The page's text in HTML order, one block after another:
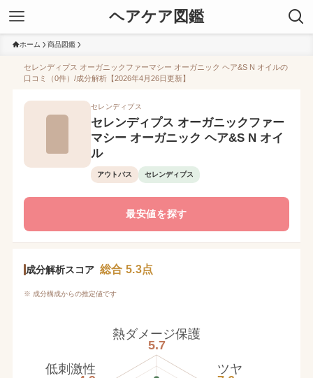
ヘアケア図鑑
ホーム 商品図鑑
セレンディプス オーガニックファーマシー オーガニック ヘア&S N オイルの
口コミ（0件）/成分解析【2026年4月26日更新】
セレンディプス
セレンディプス オーガニックファー
マシー オーガニック ヘア&S N オイ
ル
アウトバス セレンディプス
最安値を探す
成分解析スコア 総合 5.3点
※ 成分構成からの推定値です
熱ダメージ保護
5.7
ツヤ
低刺激性